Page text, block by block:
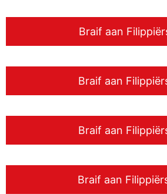
Braif aan
Braif aan
Braif aan
Braif aan